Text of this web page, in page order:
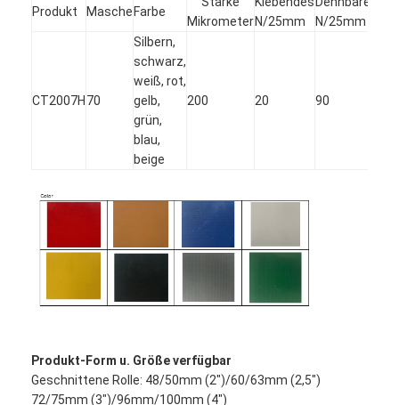
Produkt Masche Farbe
MikrometerN/25mm
N/25mm
CT2007H 70
Silbern,
schwarz,
weiß, rot,
gelb,
grün,
blau,
beige
200 20 90
Produkt-Form u. Größe verfügbar
Geschnittene Rolle: 48/50mm (2")/60/63mm (2,5")
72/75mm (3")/96mm/100mm (4")